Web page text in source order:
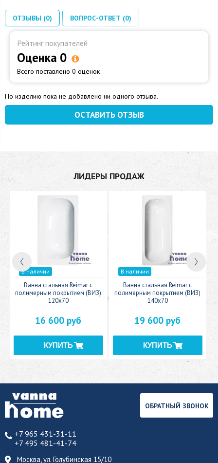
ОТЗЫВЫ (0) ВОПРОС-ОТВЕТ (0)
Рейтинг покупателей
Оценка 0
Всего поставлено 0 оценок
По изделию пока не добавлено ни одного отзыва.
ОСТАВИТЬ ОТЗЫВ
ЛИДЕРЫ ПРОДАЖ
В наличии
Ванна стальная Reimar с
полимерным покрытием (ВИЗ)
120x70
16 600 руб
В наличии
Ванна стальная Reimar с
полимерным покрытием (ВИЗ)
140x70
19 600 руб
+7 965 431-31-11
+7 495 481-41-74
Москва, ул. Голубинская 15/10
ОБРАТНЫЙ ЗВОНОК